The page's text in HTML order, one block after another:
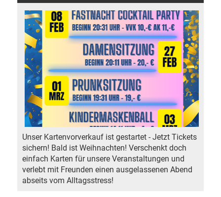
Unser Kartenvorverkauf ist gestartet - Jetzt Tickets
sichern! Bald ist Weihnachten! Verschenkt doch
einfach Karten für unsere Veranstaltungen und
verlebt mit Freunden einen ausgelassenen Abend
abseits vom Alltagsstress!